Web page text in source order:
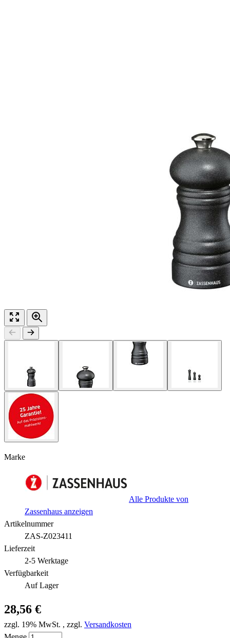
Marke
Alle Produkte von
Zassenhaus anzeigen
Artikelnummer
ZAS-Z023411
Lieferzeit
2-5 Werktage
Verfügbarkeit
Auf Lager
28,56 €
zzgl. 19% MwSt. , zzgl. Versandkosten